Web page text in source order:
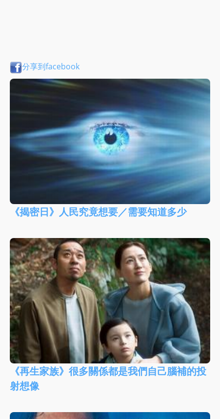
分享到facebook
《揭密日》人民究竟想要／需要知道多少
《再生家族》很多關係都是我們自己腦補的投
射想像